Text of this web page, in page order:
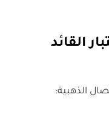
القائد
الذهبية: